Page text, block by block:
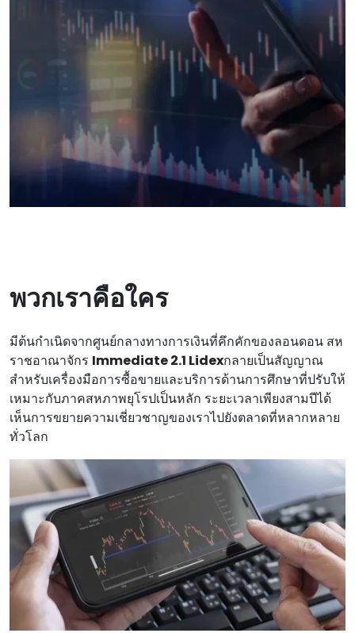
พวกเราคือใคร
มีต้นกําเนิดจากศูนย์กลางทางการเงินที่คึกคักของลอนดอน สห
ราชอาณาจักร Immediate 2.1 Lidexกลายเป็นสัญญาณ
สําหรับเครื่องมือการซื้อขายและบริการด้านการศึกษาที่ปรับให้
เหมาะกับภาคสหภาพยุโรปเป็นหลัก ระยะเวลาเพียงสามปีได้
เห็นการขยายความเชี่ยวชาญของเราไปยังตลาดที่หลากหลาย
ทั่วโลก